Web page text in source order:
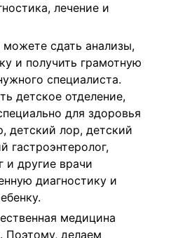
лечение и
сдать анализы,
и получить грамотную
специалиста.
детское отделение,
для здоровья
детский лор, детский
гастроэнтеролог,
и другие врачи
диагностику и
медицина
Поэтому, делаем